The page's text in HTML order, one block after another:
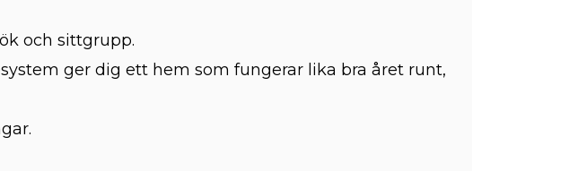
och sittgrupp.
ger dig ett hem som fungerar lika bra året runt,